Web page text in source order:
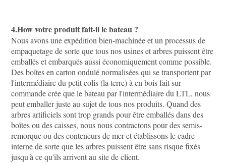
4.How votre produit fait-il le bateau ?
Nous avons une expédition bien-machinée et un processus de
empaquetage de sorte que tous nos usines et arbres puissent être
emballés et embarqués aussi économiquement comme possible.
Des boîtes en carton ondulé normalisées qui se transportent par
l'intermédiaire du petit colis (la terre) à en bois fait sur
commande crée que le bateau par l'intermédiaire du LTL, nous
peut emballer juste au sujet de tous nos produits. Quand des
arbres artificiels sont trop grands pour être emballés dans des
boîtes ou des caisses, nous nous contractons pour des semis-
remorque ou des conteneurs de mer et établissons le cadre
interne de sorte que les arbres puissent être sans risque fixés
jusqu'à ce qu'ils arrivent au site de client.